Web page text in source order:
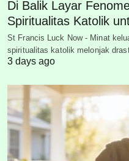
Di Balik Layar
Spiritualitas Katolik
St Francis Luck Now - Minat
spiritualitas katolik melonjak
3 days ago